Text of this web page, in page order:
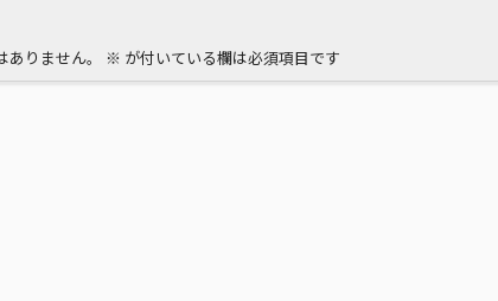
りません。 ※ が付いている欄は必須項目です